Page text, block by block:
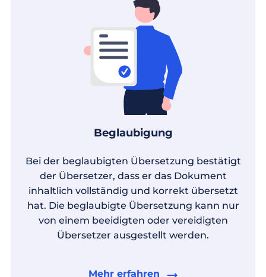
Beglaubigung
Bei der beglaubigten Übersetzung bestätigt
der Übersetzer, dass er das Dokument
inhaltlich vollständig und korrekt übersetzt
hat. Die beglaubigte Übersetzung kann nur
von einem beeidigten oder vereidigten
Übersetzer ausgestellt werden.
Mehr erfahren